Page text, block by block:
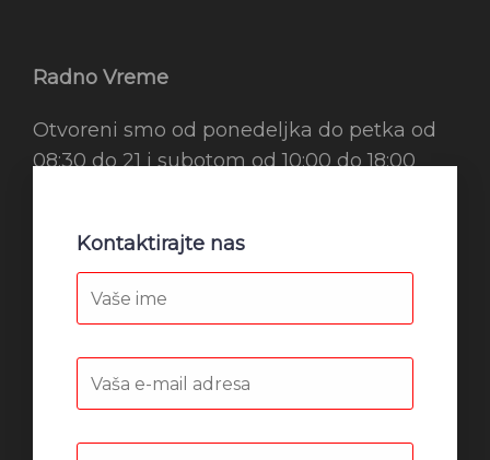
Radno Vreme
Otvoreni smo od ponedeljka do petka od
08:30 do 21 i subotom od 10:00 do 18:00
Kontaktirajte nas